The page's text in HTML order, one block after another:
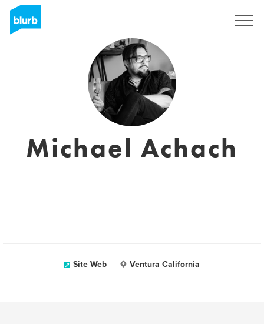
Michael Achach
Site Web Ventura California